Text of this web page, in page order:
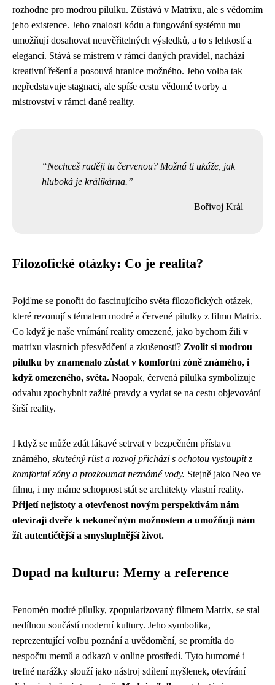
rozhodne pro modrou pilulku. Zůstává v Matrixu, ale s vědomím
jeho existence. Jeho znalosti kódu a fungování systému mu
umožňují dosahovat neuvěřitelných výsledků, a to s lehkostí a
elegancí. Stává se mistrem v rámci daných pravidel, nachází
kreativní řešení a posouvá hranice možného. Jeho volba tak
nepředstavuje stagnaci, ale spíše cestu vědomé tvorby a
mistrovství v rámci dané reality.
Nechceš raději tu červenou? Možná ti ukáže, jak
hluboká je králíkárna.
Bořivoj Král
Filozofické otázky: Co je realita?
Pojďme se ponořit do fascinujícího světa filozofických otázek,
které rezonují s tématem modré a červené pilulky z filmu Matrix.
Co když je naše vnímání reality omezené, jako bychom žili v
matrixu vlastních přesvědčení a zkušeností? Zvolit si modrou
pilulku by znamenalo zůstat v komfortní zóně známého, i
když omezeného, světa. Naopak, červená pilulka symbolizuje
odvahu zpochybnit zažité pravdy a vydat se na cestu objevování
širší reality.
I když se může zdát lákavé setrvat v bezpečném přístavu
známého, skutečný růst a rozvoj přichází s ochotou vystoupit z
komfortní zóny a prozkoumat neznámé vody. Stejně jako Neo ve
filmu, i my máme schopnost stát se architekty vlastní reality.
Přijetí nejistoty a otevřenost novým perspektivám nám
otevírají dveře k nekonečným možnostem a umožňují nám
žít autentičtější a smysluplnější život.
Dopad na kulturu: Memy a reference
Fenomén modré pilulky, zpopularizovaný filmem Matrix, se stal
nedílnou součástí moderní kultury. Jeho symbolika,
reprezentující volbu poznání a uvědomění, se promítla do
nespočtu memů a odkazů v online prostředí. Tyto humorné i
trefné narážky slouží jako nástroj sdílení myšlenek, otevírání